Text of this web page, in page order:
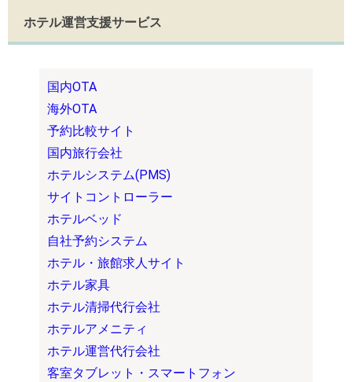
ホテル運営支援サービス
国内OTA
海外OTA
予約比較サイト
国内旅行会社
ホテルシステム(PMS)
サイトコントローラー
ホテルベッド
自社予約システム
ホテル・旅館求人サイト
ホテル家具
ホテル清掃代行会社
ホテルアメニティ
ホテル運営代行会社
客室タブレット・スマートフォン